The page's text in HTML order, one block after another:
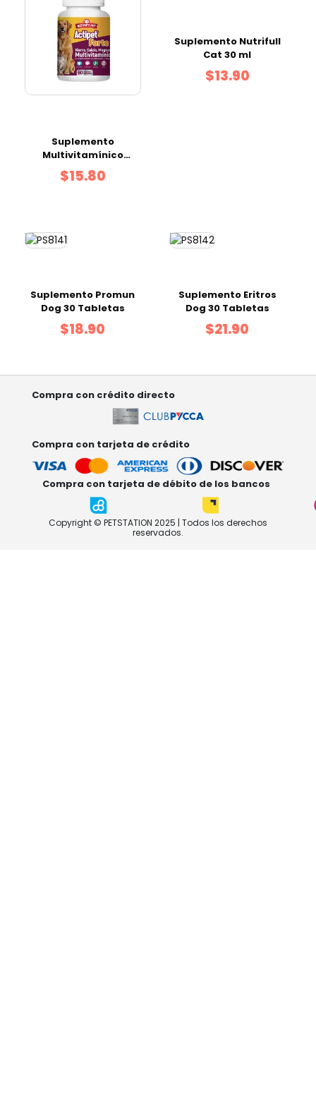
Suplemento
Multivitamínico
Nature's Pet Actipet
Forte Tabletas x60
$15.80
Suplemento Nutrifull
Cat 30 ml
$13.90
Suplemento Promun
Dog 30 Tabletas
$18.90
Suplemento Eritros
Dog 30 Tabletas
$21.90
Compra con crédito directo
Compra con tarjeta de crédito
Compra con tarjeta de débito de los bancos
Copyright © PETSTATION 2025 | Todos los derechos
reservados.